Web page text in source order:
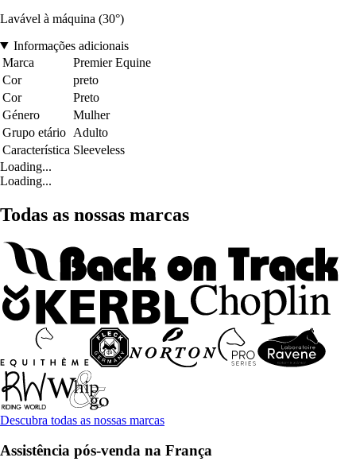
Lavável à máquina (30°)
Informações adicionais
Marca
Premier Equine
Cor
preto
Cor
Preto
Género
Mulher
Grupo etário Adulto
Característica Sleeveless
Loading...
Loading...
Todas as nossas marcas
Descubra todas as nossas marcas
Assistência pós-venda na França